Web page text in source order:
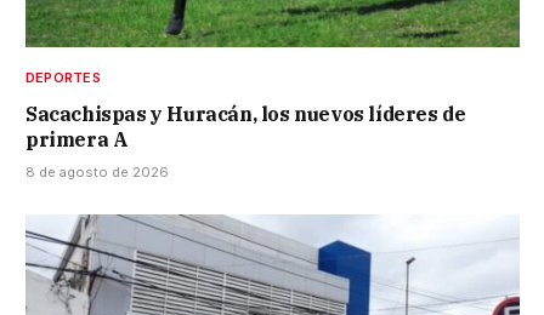
DEPORTES
Sacachispas y Huracán, los nuevos líderes de
primera A
8 de agosto de 2026